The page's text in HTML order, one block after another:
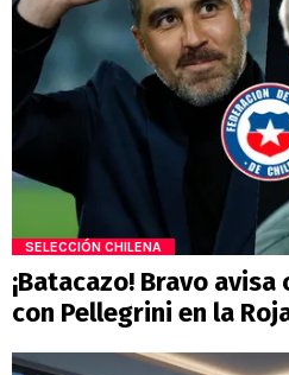
SELECCIÓN CHILENA
¡Batacazo! Bravo
con Pellegrini en la